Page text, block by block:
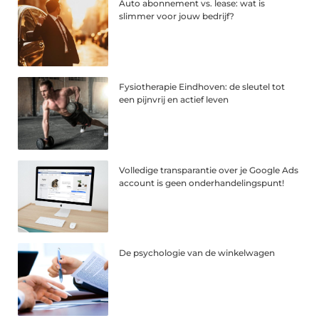
Auto abonnement vs. lease: wat is
slimmer voor jouw bedrijf?
Fysiotherapie Eindhoven: de sleutel tot
een pijnvrij en actief leven
Volledige transparantie over je Google Ads
account is geen onderhandelingspunt!
De psychologie van de winkelwagen